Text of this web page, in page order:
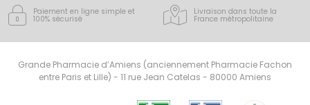
Paiement en ligne simple et
100% sécurisé
Livraison dans toute la
France métropolitaine
Grande Pharmacie d’Amiens (anciennement Pharmacie Fachon
entre Paris et Lille) - 11 rue Jean Catelas - 80000 Amiens